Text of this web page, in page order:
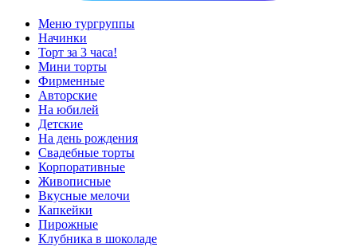
Меню тургруппы
Начинки
Торт за 3 часа!
Мини торты
Фирменные
Авторские
На юбилей
Детские
На день рождения
Свадебные торты
Корпоративные
Живописные
Вкусные мелочи
Капкейки
Пирожные
Клубника в шоколаде